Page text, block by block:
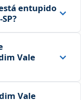
entupido
Vale
Vale